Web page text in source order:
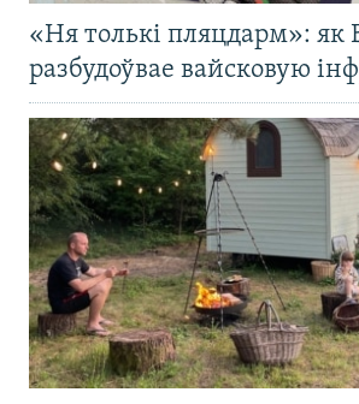
«Ня толькі пляцдарм»: як
разбудоўвае вайсковую